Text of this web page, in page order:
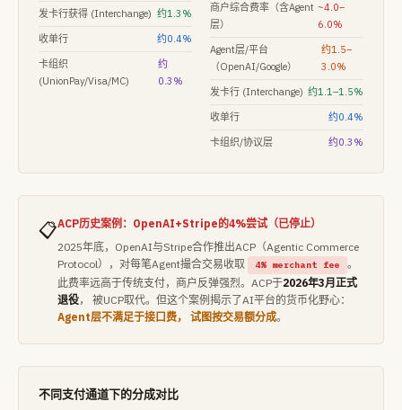
发卡行获得 (Interchange) 约1.3%
收单行
约0.4%
卡组织
(UnionPay/Visa/MC)
约
0.3%
商户综合费率（含Agent
层）
~4.0–
6.0%
Agent层/平台
（OpenAI/Google）
约1.5–
3.0%
发卡行 (Interchange) 约1.1–1.5%
收单行
约0.4%
卡组织/协议层
约0.3%
📋ACP历史案例：OpenAI+Stripe的4%尝试（已停止）
2025年底，OpenAI与Stripe合作推出ACP（Agentic Commerce
Protocol），对每笔Agent撮合交易收取
4% merchant fee
。
此费率远高于传统支付，商户反弹强烈。ACP于2026年3月正式
退役， 被UCP取代。但这个案例揭示了AI平台的货币化野心：
Agent层不满足于接口费， 试图按交易额分成。
不同支付通道下的分成对比